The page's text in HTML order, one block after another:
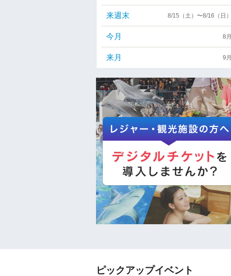
来週末 8/15（土）〜8/16（日）
今月 8月
来月 9月
ピックアップイベント